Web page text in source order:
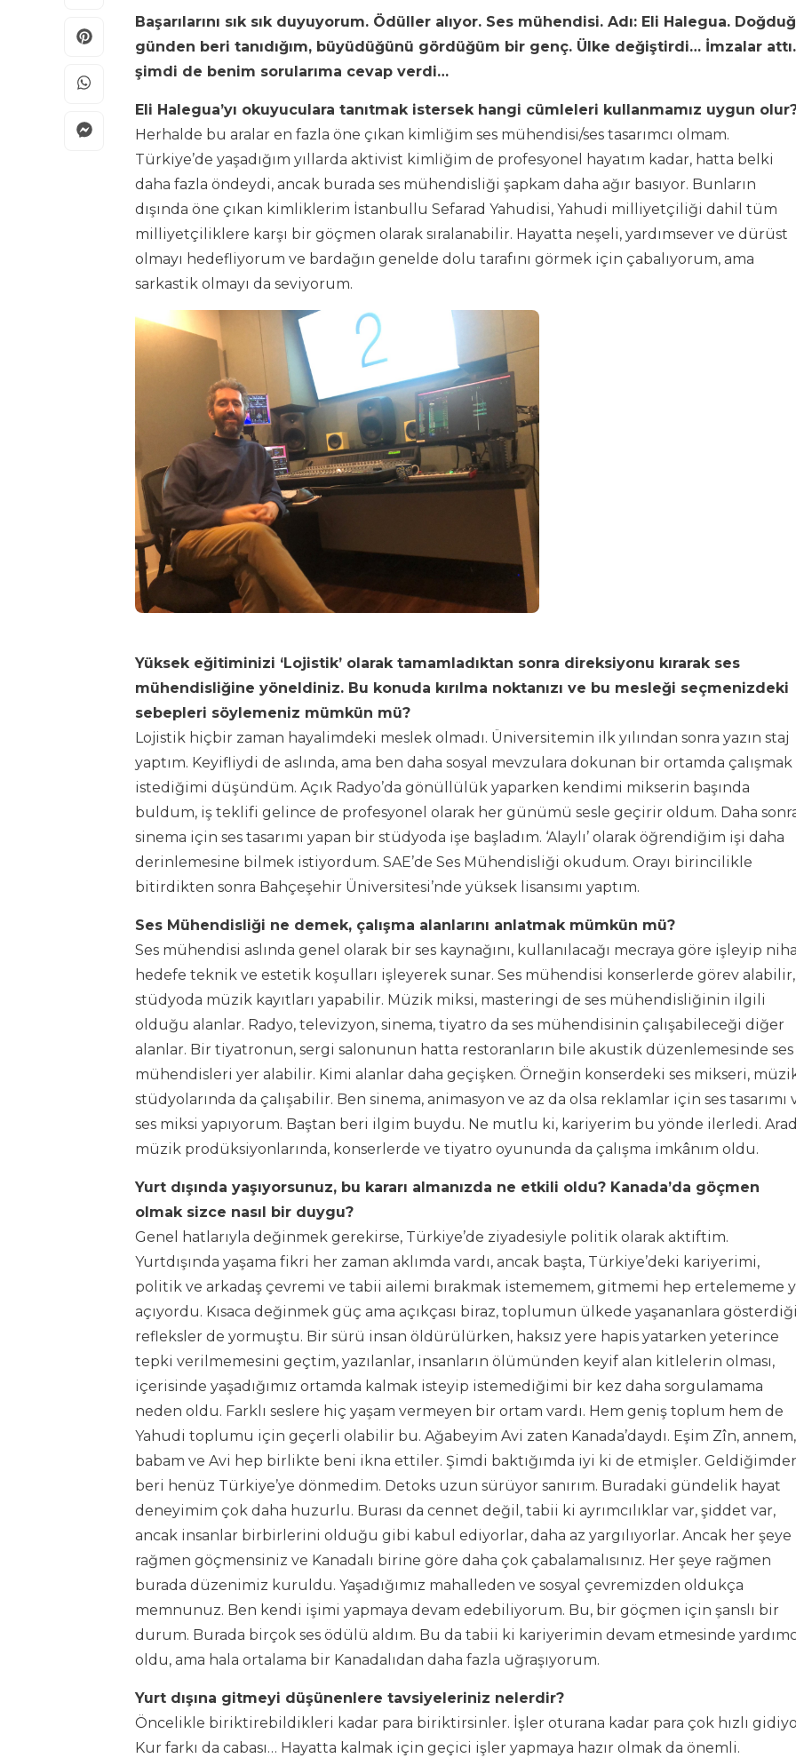
Başarılarını sık sık duyuyorum. Ödüller alıyor. Ses mühendisi. Adı: Eli Halegua.
günden beri tanıdığım, büyüdüğünü gördüğüm bir genç. Ülke değiştirdi… İmzalar
şimdi de benim sorularıma cevap verdi…
Eli Halegua’yı okuyuculara tanıtmak istersek hangi cümleleri kullanmamız uygun
Herhalde bu aralar en fazla öne çıkan kimliğim ses mühendisi/ses tasarımcı olmam.
Türkiye’de yaşadığım yıllarda aktivist kimliğim de profesyonel hayatım kadar, hatta belki
daha fazla öndeydi, ancak burada ses mühendisliği şapkam daha ağır basıyor. Bunların
dışında öne çıkan kimliklerim İstanbullu Sefarad Yahudisi, Yahudi milliyetçiliği dahil tüm
milliyetçiliklere karşı bir göçmen olarak sıralanabilir. Hayatta neşeli, yardımsever ve dürüst
olmayı hedefliyorum ve bardağın genelde dolu tarafını görmek için çabalıyorum, ama
sarkastik olmayı da seviyorum.
Yüksek eğitiminizi ‘Lojistik’ olarak tamamladıktan sonra direksiyonu kırarak ses
mühendisliğine yöneldiniz. Bu konuda kırılma noktanızı ve bu mesleği seçmenizdeki
sebepleri söylemeniz mümkün mü?
Lojistik hiçbir zaman hayalimdeki meslek olmadı. Üniversitemin ilk yılından sonra yazın staj
yaptım. Keyifliydi de aslında, ama ben daha sosyal mevzulara dokunan bir ortamda çalışmak
istediğimi düşündüm. Açık Radyo’da gönüllülük yaparken kendimi mikserin başında
buldum, iş teklifi gelince de profesyonel olarak her günümü sesle geçirir oldum. Daha
sinema için ses tasarımı yapan bir stüdyoda işe başladım. ‘Alaylı’ olarak öğrendiğim işi daha
derinlemesine bilmek istiyordum. SAE’de Ses Mühendisliği okudum. Orayı birincilikle
bitirdikten sonra Bahçeşehir Üniversitesi’nde yüksek lisansımı yaptım.
Ses Mühendisliği ne demek, çalışma alanlarını anlatmak mümkün mü?
Ses mühendisi aslında genel olarak bir ses kaynağını, kullanılacağı mecraya göre işleyip
hedefe teknik ve estetik koşulları işleyerek sunar. Ses mühendisi konserlerde görev alabilir,
stüdyoda müzik kayıtları yapabilir. Müzik miksi, masteringi de ses mühendisliğinin ilgili
olduğu alanlar. Radyo, televizyon, sinema, tiyatro da ses mühendisinin çalışabileceği diğer
alanlar. Bir tiyatronun, sergi salonunun hatta restoranların bile akustik düzenlemesinde ses
mühendisleri yer alabilir. Kimi alanlar daha geçişken. Örneğin konserdeki ses mikseri,
stüdyolarında da çalışabilir. Ben sinema, animasyon ve az da olsa reklamlar için ses tasarımı
ses miksi yapıyorum. Baştan beri ilgim buydu. Ne mutlu ki, kariyerim bu yönde ilerledi.
müzik prodüksiyonlarında, konserlerde ve tiyatro oyununda da çalışma imkânım oldu.
Yurt dışında yaşıyorsunuz, bu kararı almanızda ne etkili oldu? Kanada’da göçmen
olmak sizce nasıl bir duygu?
Genel hatlarıyla değinmek gerekirse, Türkiye’de ziyadesiyle politik olarak aktiftim.
Yurtdışında yaşama fikri her zaman aklımda vardı, ancak başta, Türkiye’deki kariyerimi,
politik ve arkadaş çevremi ve tabii ailemi bırakmak istememem, gitmemi hep ertelememe
açıyordu. Kısaca değinmek güç ama açıkçası biraz, toplumun ülkede yaşananlara
refleksler de yormuştu. Bir sürü insan öldürülürken, haksız yere hapis yatarken yeterince
tepki verilmemesini geçtim, yazılanlar, insanların ölümünden keyif alan kitlelerin olması,
içerisinde yaşadığımız ortamda kalmak isteyip istemediğimi bir kez daha sorgulamama
neden oldu. Farklı seslere hiç yaşam vermeyen bir ortam vardı. Hem geniş toplum hem de
Yahudi toplumu için geçerli olabilir bu. Ağabeyim Avi zaten Kanada’daydı. Eşim Zîn, annem,
babam ve Avi hep birlikte beni ikna ettiler. Şimdi baktığımda iyi ki de etmişler.
beri henüz Türkiye’ye dönmedim. Detoks uzun sürüyor sanırım. Buradaki gündelik hayat
deneyimim çok daha huzurlu. Burası da cennet değil, tabii ki ayrımcılıklar var, şiddet var,
ancak insanlar birbirlerini olduğu gibi kabul ediyorlar, daha az yargılıyorlar. Ancak her şeye
rağmen göçmensiniz ve Kanadalı birine göre daha çok çabalamalısınız. Her şeye rağmen
burada düzenimiz kuruldu. Yaşadığımız mahalleden ve sosyal çevremizden oldukça
memnunuz. Ben kendi işimi yapmaya devam edebiliyorum. Bu, bir göçmen için şanslı bir
durum. Burada birçok ses ödülü aldım. Bu da tabii ki kariyerimin devam etmesinde
oldu, ama hala ortalama bir Kanadalıdan daha fazla uğraşıyorum.
Yurt dışına gitmeyi düşünenlere tavsiyeleriniz nelerdir?
Öncelikle biriktirebildikleri kadar para biriktirsinler. İşler oturana kadar para çok hızlı
Kur farkı da cabası… Hayatta kalmak için geçici işler yapmaya hazır olmak da önemli.